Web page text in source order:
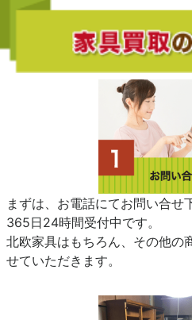
まずは、お電話にてお問い合せ
365日24時間受付中です。
北欧家具はもちろん、その他の
せていただきます。